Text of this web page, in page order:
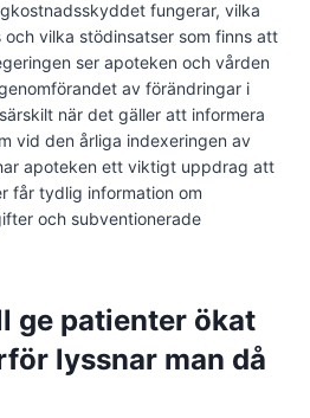
fungerar, vilka
vilka stödinsatser som finns att
ser apoteken och vården
av förändringar i
när det gäller att informera
vid den årliga indexeringen av
apoteken ett viktigt uppdrag att
får tydlig information om
och subventionerade
ge patienter ökat
lyssnar man då